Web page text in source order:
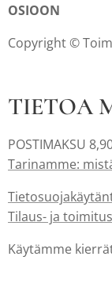
OSIOON
Copyright ©
TIETOA
POSTIMAKSU
Tarinamme:
Tilaus- ja
Käytämme